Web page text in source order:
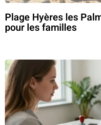
Plage Hyères les
pour les familles